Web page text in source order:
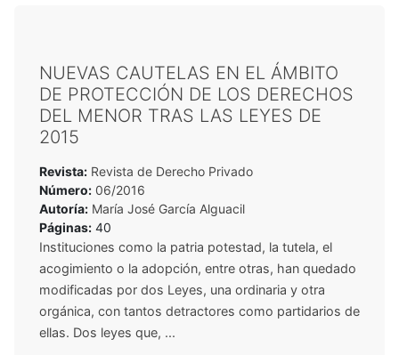
NUEVAS CAUTELAS EN EL ÁMBITO
DE PROTECCIÓN DE LOS DERECHOS
DEL MENOR TRAS LAS LEYES DE
2015
Revista: Revista de Derecho Privado
Número: 06/2016
Autoría: María José García Alguacil
Páginas: 40
Instituciones como la patria potestad, la tutela, el
acogimiento o la adopción, entre otras, han quedado
modificadas por dos Leyes, una ordinaria y otra
orgánica, con tantos detractores como partidarios de
ellas. Dos leyes que, ...